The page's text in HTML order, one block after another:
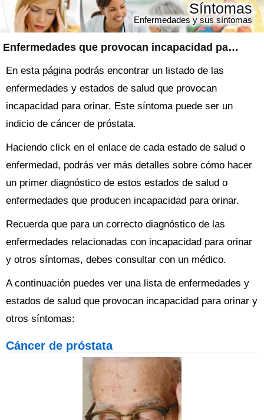
Enfermedades que provocan incapacidad para orinar
Síntomas
Enfermedades y sus síntomas
En esta página podrás encontrar un listado de las
enfermedades y estados de salud que provocan
incapacidad para orinar. Este síntoma puede ser un
indicio de cáncer de próstata.
Haciendo click en el enlace de cada estado de salud o
enfermedad, podrás ver más detalles sobre cómo hacer
un primer diagnóstico de estos estados de salud o
enfermedades que producen incapacidad para orinar.
Recuerda que para un correcto diagnóstico de las
enfermedades relacionadas con incapacidad para orinar
y otros síntomas, debes consultar con un médico.
A continuación puedes ver una lista de enfermedades y
estados de salud que provocan incapacidad para orinar y
otros síntomas:
Cáncer de próstata